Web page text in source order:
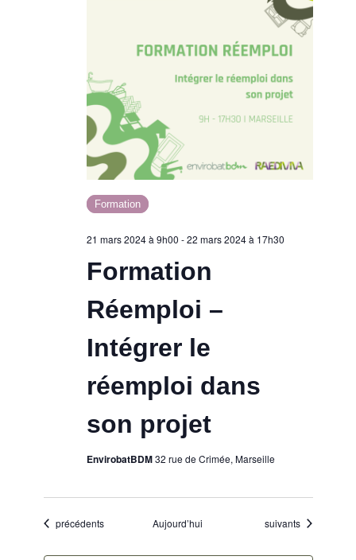
Formation
Réemploi –
Intégrer le
réemploi dans
son projet
21 mars 2024 à 9h00 -22 mars 2024 à 17h30
Formation
EnvirobatBDM32 rue de Crimée, Marseille
Évènements
précédents Aujourd’hui Évènements
suivants